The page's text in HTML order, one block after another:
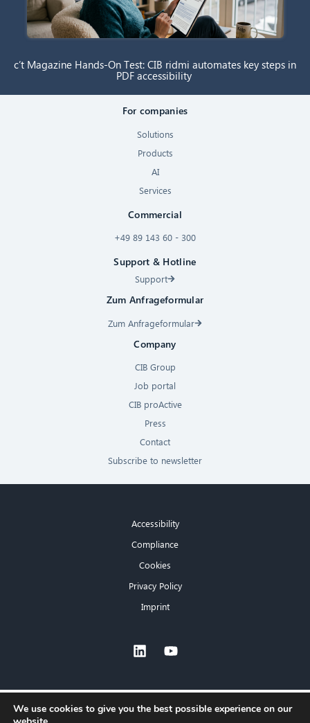
c’t Magazine Hands-On Test: CIB ridmi automates key steps in
PDF accessibility
For companies
Solutions
Products
AI
Services
Commercial
+49 89 143 60 - 300
Support & Hotline
Support
Zum Anfrageformular
Zum Anfrageformular
Company
CIB Group
Job portal
CIB proActive
Press
Contact
Subscribe to newsletter
Accessibility
Compliance
Cookies
Privacy Policy
Imprint
We use cookies to give you the best possible experience on our